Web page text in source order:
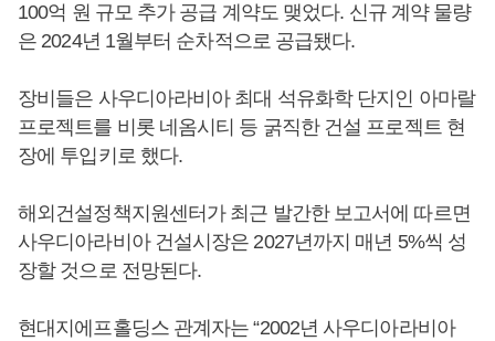
100억 원 규모 추가 공급 계약도 맺었다. 신규 계약 물량
은 2024년 1월부터 순차적으로 공급됐다.
장비들은 사우디아라비아 최대 석유화학 단지인 아마랄
프로젝트를 비롯 네옴시티 등 굵직한 건설 프로젝트 현
장에 투입키로 했다.
해외건설정책지원센터가 최근 발간한 보고서에 따르면
사우디아라비아 건설시장은 2027년까지 매년 5%씩 성
장할 것으로 전망된다.
현대지에프홀딩스 관계자는 “2002년 사우디아라비아